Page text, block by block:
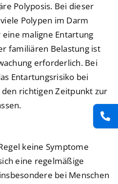
Polyposis. Bei dieser
Polypen im Darm
maligne Entartung
familiären Belastung ist
erforderlich. Bei
Entartungsrisiko bei
richtigen Zeitpunkt zur
keine Symptome
eine regelmäßige
bei Menschen